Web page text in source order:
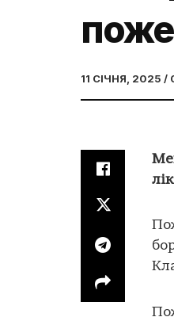
11 СІЧНЯ, 2025 /